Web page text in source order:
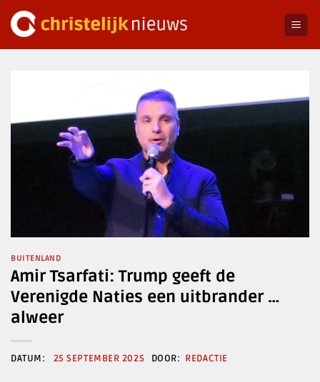
naar
BUITENLAND
Amir Tsarfati: Trump geeft de
Verenigde Naties een uitbrander …
alweer
25 SEPTEMBER 2025 REDACTIE